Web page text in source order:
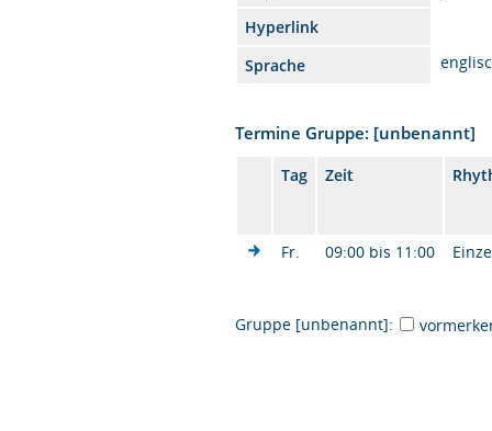
Hyperlink
Sprache
Termine Gruppe: [unbenannt]
Tag Zeit
Fr. 09:00 bis 11:00
Gruppe [unbenannt]: